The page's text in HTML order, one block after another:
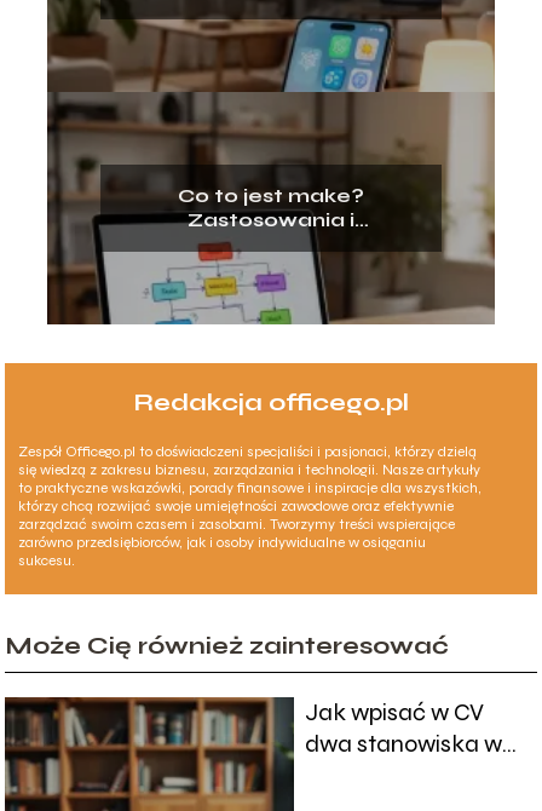
Co to jest make?
Zastosowania i
podstawowe znaczenie
Redakcja officego.pl
Zespół Officego.pl to doświadczeni specjaliści i pasjonaci, którzy dzielą
się wiedzą z zakresu biznesu, zarządzania i technologii. Nasze artykuły
to praktyczne wskazówki, porady finansowe i inspiracje dla wszystkich,
którzy chcą rozwijać swoje umiejętności zawodowe oraz efektywnie
zarządzać swoim czasem i zasobami. Tworzymy treści wspierające
zarówno przedsiębiorców, jak i osoby indywidualne w osiąganiu
sukcesu.
Może Cię również zainteresować
Jak wpisać w CV
dwa stanowiska w